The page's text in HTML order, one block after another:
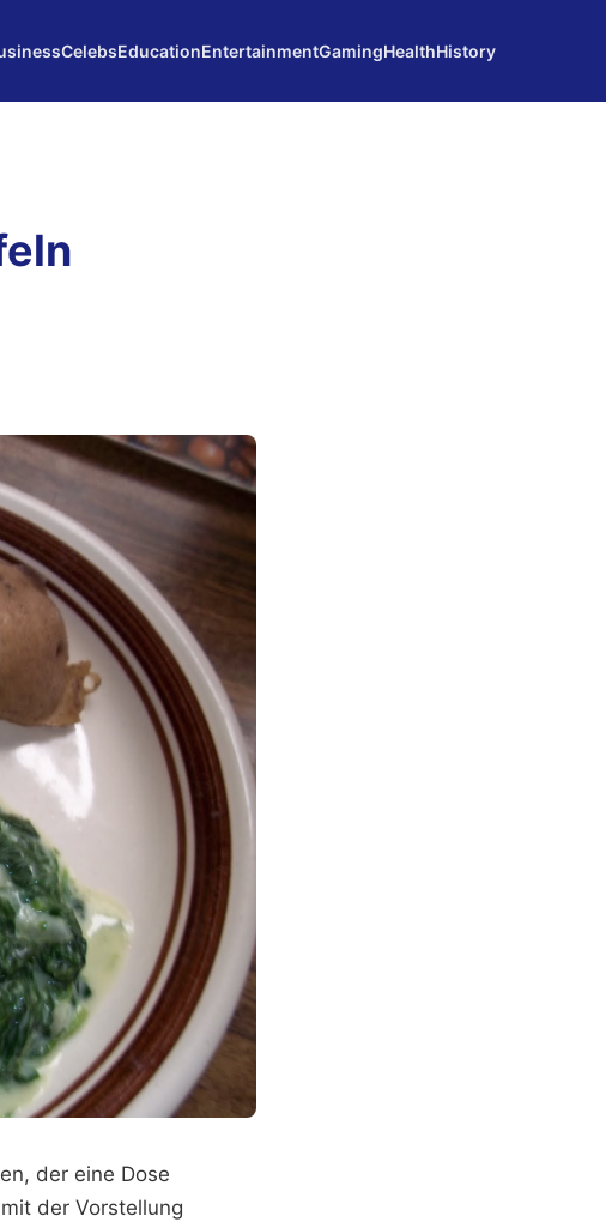
CelebsEducationEntertainmentGamingHealthHistory
der eine Dose
der Vorstellung